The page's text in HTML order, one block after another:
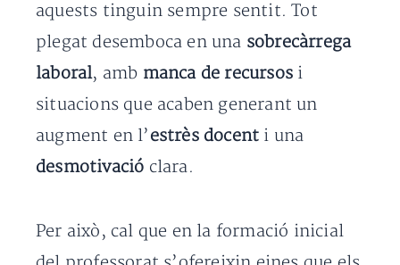
aquests tinguin sempre sentit. Tot
plegat desemboca en una sobrecàrrega
laboral, amb manca de recursos i
situacions que acaben generant un
augment en l’estrès docent i una
desmotivació clara.
Per això, cal que en la formació inicial